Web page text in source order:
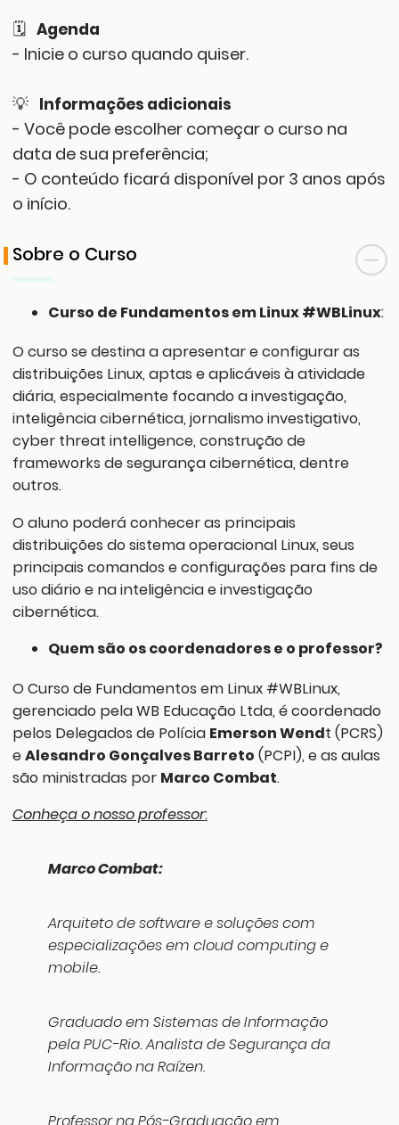
🗓 Agenda
- Inicie o curso quando quiser.
💡 Informações adicionais
- Você pode escolher começar o curso na
data de sua preferência;
- O conteúdo ficará disponível por 3 anos após
o início.
Sobre o Curso
Curso de Fundamentos em Linux #WBLinux:
O curso se destina a apresentar e configurar as
distribuições Linux, aptas e aplicáveis à atividade
diária, especialmente focando a investigação,
inteligência cibernética, jornalismo investigativo,
cyber threat intelligence, construção de
frameworks de segurança cibernética, dentre
outros.
O aluno poderá conhecer as principais
distribuições do sistema operacional Linux, seus
principais comandos e configurações para fins de
uso diário e na inteligência e investigação
cibernética.
Quem são os coordenadores e o professor?
O Curso de Fundamentos em Linux #WBLinux,
gerenciado pela WB Educação Ltda, é coordenado
pelos Delegados de Polícia Emerson Wendt (PCRS)
eAlesandro Gonçalves Barreto (PCPI), e as aulas
são ministradas por Marco Combat.
Conheça o nosso professor:
Marco Combat:
Arquiteto de software e soluções com
especializações em cloud computing e
mobile.
Graduado em Sistemas de Informação
pela PUC-Rio. Analista de Segurança da
Informação na Raízen.
Professor na Pós-Graduação em